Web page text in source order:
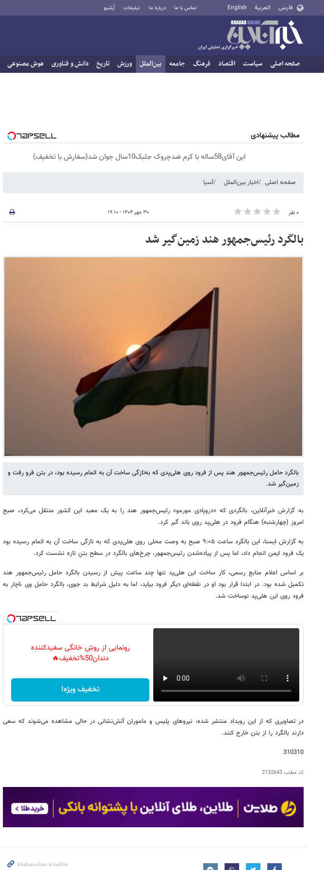
فارسی العربية English تماس با ما درباره ما تبلیغات آرشیو
صفحه اصلی سیاست اقتصاد فرهنگ جامعه بین‌الملل ورزش تاریخ دانش و فناوری هوش مصنوعی
مطالب پیشنهادی
این آقای58ساله با کرم ضدچروک جلبک10سال جوان شد(سفارش با تخفیف)
صفحه اصلی اخبار بین‌الملل آسیا
۰ نفر ۳۰ مهر ۱۴۰۴ - ۱۹:۱۰
بالگرد رئیس‌جمهور هند زمین‌گیر شد
بالگرد حامل رئیس‌جمهور هند پس از فرود روی هلی‌پدی که به‌تازگی ساخت آن به اتمام رسیده بود، در بتن فرو رفت و
زمین‌گیر شد.
به گزارش خبرآنلاین، بالگردی که «دروپادی مورمو» رئیس‌جمهور هند را به یک معبد این کشور منتقل می‌کرد، صبح
امروز (چهارشنبه) هنگام فرود در هلی‌پد روی باند گیر کرد.
به گزارش ایسنا، این بالگرد ساعت ۹:۰۵ صبح به وصت محلی روی هلی‌پدی که به تازگی ساخت آن به اتمام رسیده بود
یک فرود ایمن انجام داد، اما پس از پیاده‌شدن رئیس‌جمهور، چرخ‌های بالگرد در سطح بتنِ تازه نشست کرد.
بر اساس اعلام منابع رسمی، کار ساخت این هلی‌پد تنها چند ساعت پیش از رسیدن بالگرد حامل رئیس‌جمهور هند
تکمیل شده بود. در ابتدا قرار بود او در نقطه‌ای دیگر فرود بیاید، اما به دلیل شرایط بد جوی، بالگرد حامل وی ناچار به
فرود روی این هلی‌پد نوساخت شد.
رونمایی از روش خانگی سفیدکننده
دندان50%تخفیف🔥
تخفیف ویژه!
در تصاویری که از این رویداد منتشر شده، نیروهای پلیس و ماموران آتش‌نشانی در حالی مشاهده می‌شوند که سعی
دارند بالگرد را از بتن خارج کنند.
310310
کد مطلب2132643